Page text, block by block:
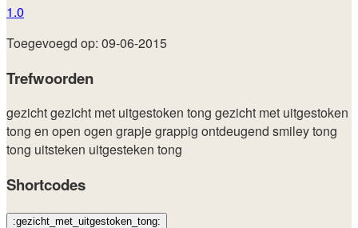
1.0
Toegevoegd op: 09-06-2015
Trefwoorden
gezichtgezicht met uitgestoken tong gezicht met uitgestoken
tong en open ogen grapjegrappig ontdeugend smileytong
tong uitsteken uitgesteken tong
Shortcodes
:gezicht_met_uitgestoken_tong: